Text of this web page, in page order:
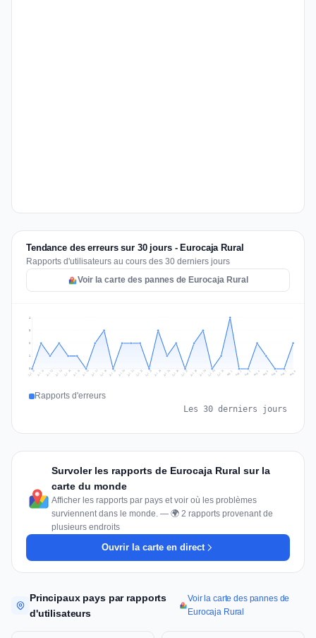
Tendance des erreurs sur 30 jours - Eurocaja Rural
Rapports d'utilisateurs au cours des 30 derniers jours
Voir la carte des pannes de Eurocaja Rural
1
2
3
4
Jul 10 Jul 11 Jul 12 Jul 13 Jul 14 Jul 15 Jul 16 Jul 17 Jul 18 Jul 19 Jul 20 Jul 21 Jul 22 Jul 23 Jul 24 Jul 25 Jul 26 Jul 27 Jul 28 Jul 29 Jul 30 Jul 31 Aug 1 Aug 2 Aug 3 Aug 4 Aug 5 Aug 6 Aug 7 Aug 8
Rapports d'erreurs
Les 30 derniers jours
Survoler les rapports de Eurocaja Rural sur la
carte du monde
Afficher les rapports par pays et voir où les problèmes
surviennent dans le monde. — 🌍 2 rapports provenant de
plusieurs endroits
Ouvrir la carte en direct
Principaux pays par rapports
d'utilisateurs
Voir la carte des pannes de
Eurocaja Rural